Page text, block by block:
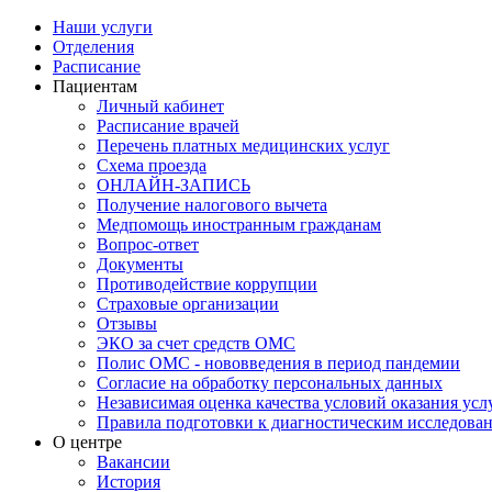
Наши услуги
Отделения
Расписание
Пациентам
Личный кабинет
Расписание врачей
Перечень платных медицинских услуг
Схема проезда
ОНЛАЙН-ЗАПИСЬ
Получение налогового вычета
Медпомощь иностранным гражданам
Вопрос-ответ
Документы
Противодействие коррупции
Страховые организации
Отзывы
ЭКО за счет средств ОМС
Полис ОМС - нововведения в период пандемии
Согласие на обработку персональных данных
Независимая оценка качества условий оказания
Правила подготовки к диагностическим
О центре
Вакансии
История